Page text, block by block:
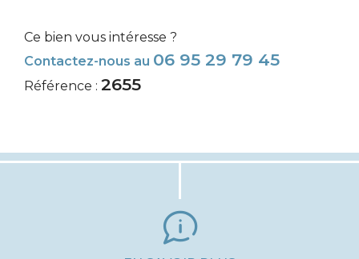
Ce bien vous intéresse ?
Contactez-nous au 06 95 29 79 45
Référence : 2655